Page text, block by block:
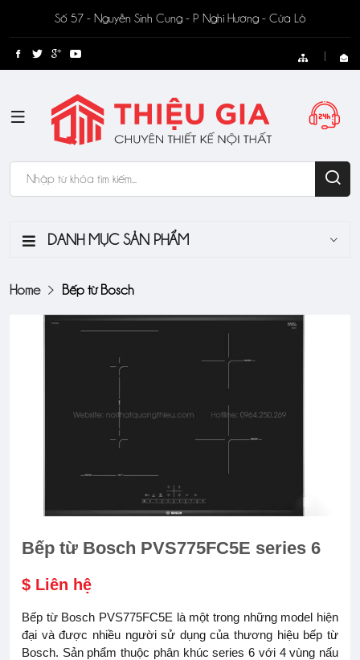
Số 57 - Nguyễn Sinh Cung - P Nghi Hương - Cửa Lò
DANH MỤC SẢN PHẨM
Home Bếp từ Bosch
Bếp từ Bosch PVS775FC5E series 6
$ Liên hệ
Bếp từ Bosch PVS775FC5E là một trong những model hiện
đại và được nhiều người sử dụng của thương hiệu bếp từ
Bosch. Sản phẩm thuộc phân khúc series 6 với 4 vùng nấu